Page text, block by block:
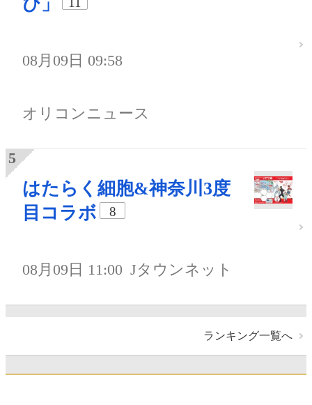
08月09日 09:58
オリコンニュース
はたらく細胞&神奈川3度
目コラボ
8
08月09日 11:00 Jタウンネット
ランキング一覧へ